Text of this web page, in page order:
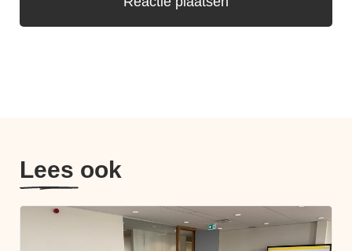
Lees ook